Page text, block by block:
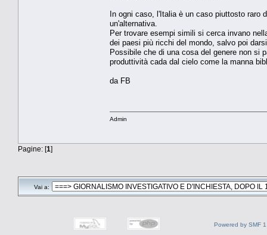
In ogni caso, l'Italia è un caso piuttosto raro
un'alternativa.
Per trovare esempi simili si cerca invano
dei paesi più ricchi del mondo, salvo poi
Possibile che di una cosa del genere non si
produttività cada dal cielo come la manna
da FB
Admin
Pagine: [1]
Vai a:
Powered by SMF